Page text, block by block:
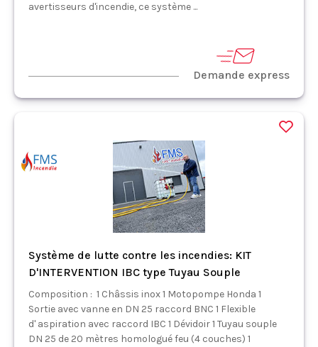
avertisseurs d'incendie, ce système ...
Demande express
Système de lutte contre les incendies: KIT
D'INTERVENTION IBC type Tuyau Souple
Composition : 1 Châssis inox 1 Motopompe Honda 1
Sortie avec vanne en DN 25 raccord BNC 1 Flexible
d' aspiration avec raccord IBC 1 Dévidoir 1 Tuyau souple
DN 25 de 20 mètres homologué feu (4 couches) 1